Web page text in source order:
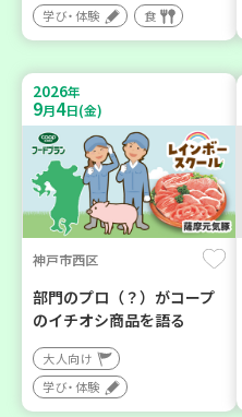
学び・体験
食
2026年
9月4日(金)
神戸市西区
部門のプロ（？）がコープ
のイチオシ商品を語る
大人向け
学び・体験